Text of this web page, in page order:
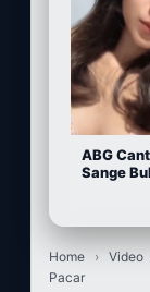
ABG
Sange
Home › Video
Pacar